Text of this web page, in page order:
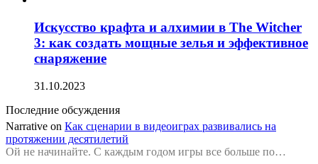
Искусство крафта и алхимии в The Witcher
3: как создать мощные зелья и эффективное
снаряжение
31.10.2023
Последние обсуждения
Narrative on Как сценарии в видеоиграх развивались на
протяжении десятилетий
Ой не начинайте. С каждым годом игры все больше по…